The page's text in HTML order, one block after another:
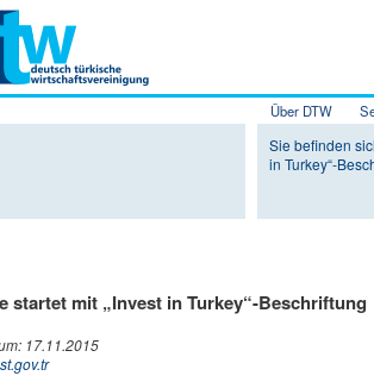
Zum Inhalt
Zum
Über DTW
Sie befinden
in Turkey“-
startet mit „Invest in Turkey“-Beschriftung
17.11.2015